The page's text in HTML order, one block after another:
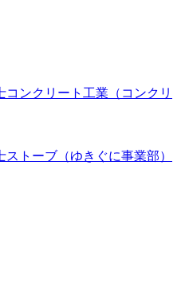
コンクリート工業（コンクリ
トーブ（ゆきぐに事業部）